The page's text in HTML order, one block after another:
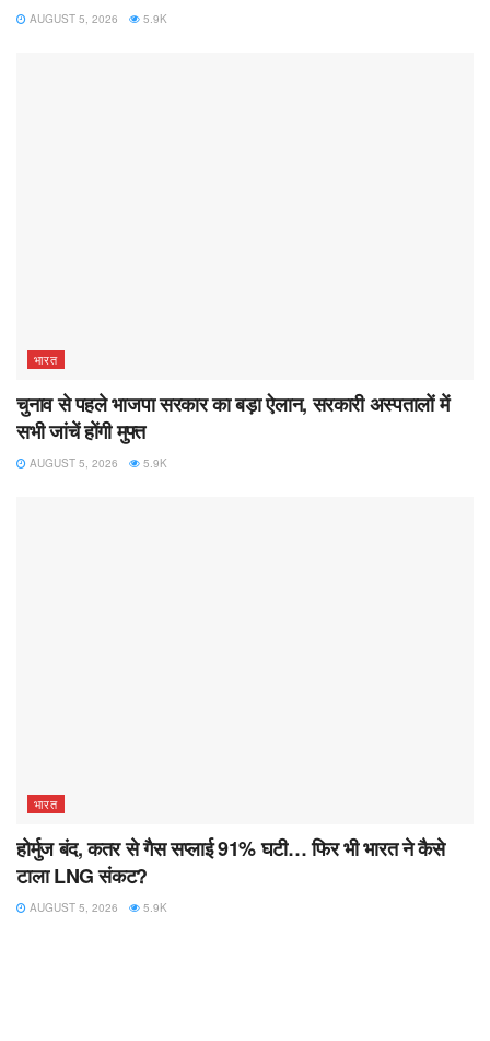
AUGUST 5, 2026 5.9K
भारत
चुनाव से पहले भाजपा सरकार का बड़ा ऐलान, सरकारी अस्पतालों में
सभी जांचें होंगी मुफ्त
AUGUST 5, 2026 5.9K
भारत
होर्मुज बंद, कतर से गैस सप्लाई 91% घटी… फिर भी भारत ने कैसे
टाला LNG संकट?
AUGUST 5, 2026 5.9K